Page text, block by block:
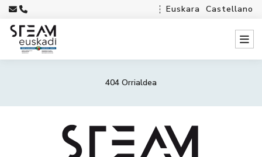
Euskara Castellano
404 Orrialdea